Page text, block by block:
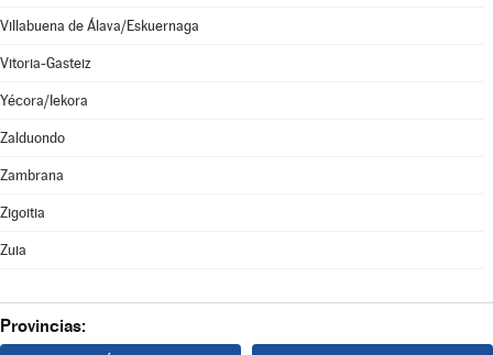
Villabuena de Álava/Eskuernaga
Vitoria-Gasteiz
Yécora/Iekora
Zalduondo
Zambrana
Zigoitia
Zuia
Provincias: